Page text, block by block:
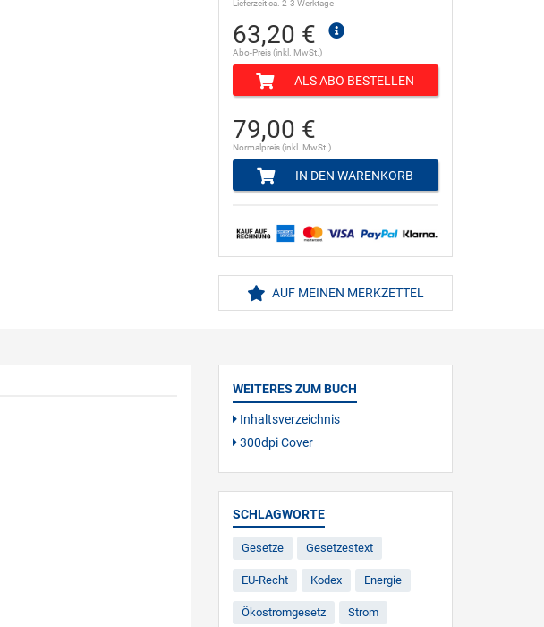
Lieferzeit ca. 2-3 Werktage
63,20 €
Abo-Preis (inkl. MwSt.)
ALS ABO BESTELLEN
79,00 €
Normalpreis (inkl. MwSt.)
IN DEN WARENKORB
AUF MEINEN MERKZETTEL
WEITERES ZUM BUCH
Inhaltsverzeichnis
300dpi Cover
SCHLAGWORTE
Gesetze Gesetzestext
EU-Recht Kodex Energie
Ökostromgesetz Strom